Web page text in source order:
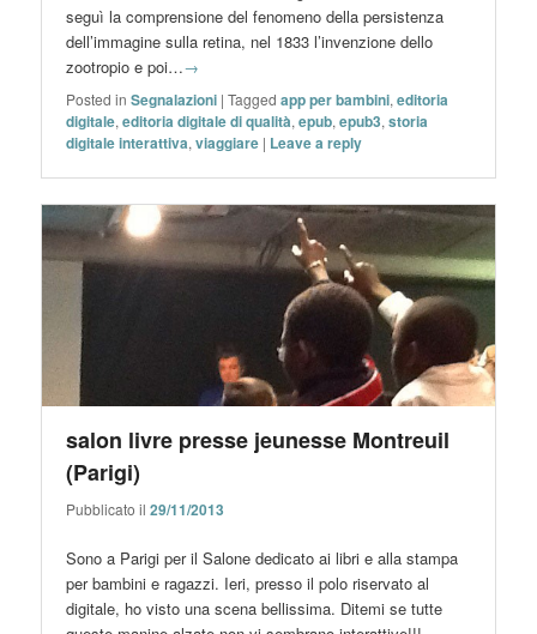
seguì la comprensione del fenomeno della persistenza
dell’immagine sulla retina, nel 1833 l’invenzione dello
zootropio e poi…→
Posted in Segnalazioni |Tagged app per bambini,editoria
digitale,editoria digitale di qualità,epub,epub3,storia
digitale interattiva,viaggiare | Leave a reply
salon livre presse jeunesse Montreuil
(Parigi)
Pubblicato il29/11/2013
Sono a Parigi per il Salone dedicato ai libri e alla stampa
per bambini e ragazzi. Ieri, presso il polo riservato al
digitale, ho visto una scena bellissima. Ditemi se tutte